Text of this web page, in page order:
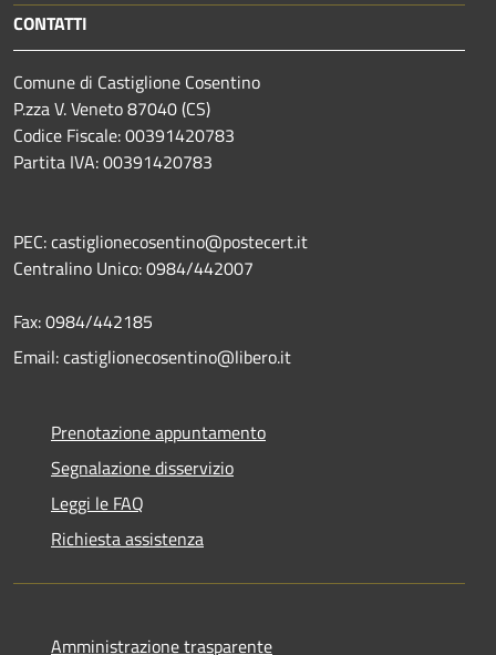
CONTATTI
Comune di Castiglione Cosentino
P.zza V. Veneto 87040 (CS)
Codice Fiscale: 00391420783
Partita IVA: 00391420783
PEC: castiglionecosentino@postecert.it
Centralino Unico: 0984/442007
Fax: 0984/442185
Email: castiglionecosentino@libero.it
Prenotazione appuntamento
Segnalazione disservizio
Leggi le FAQ
Richiesta assistenza
Amministrazione trasparente